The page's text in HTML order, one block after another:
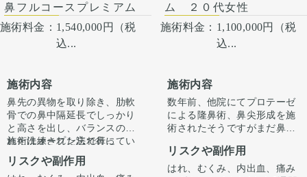
鼻フルコースプレミアム
施術料金： 1,540,000円（税
込...
施術内容
鼻先の異物を取り除き、肋軟
骨での鼻中隔延長でしっかり
と高さを出し、バランスのと
れた洗練された忘れ鼻に
『鼻先〜鼻先の低さが悩み。
オステオポールを抜去して、
施術はオープン法で行ってい
ます。鼻柱に傷がつき、赤み
がでますが、3ヶ月〜半年ほ
リスクや副作用
ム ２０代女性
施術料金： 1,100,000円（税
込...
施術内容
数年前、他院にてプロテーゼ
による隆鼻術、鼻尖形成を施
術されたそうですがまだ鼻が
でご来院されました。
術前は鼻筋の高さに対して、
リスクや副作用
はれ、むくみ、内出血、痛み